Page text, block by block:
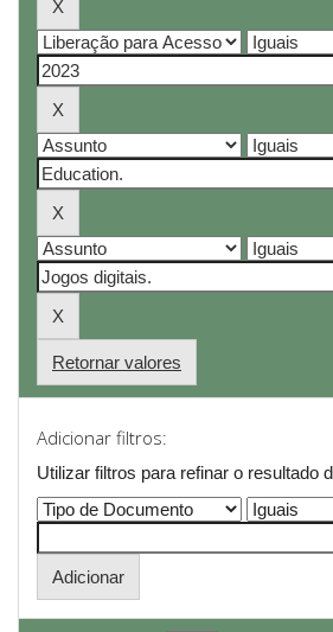
Retornar valores
Adicionar filtros:
Utilizar filtros para refinar o resultado